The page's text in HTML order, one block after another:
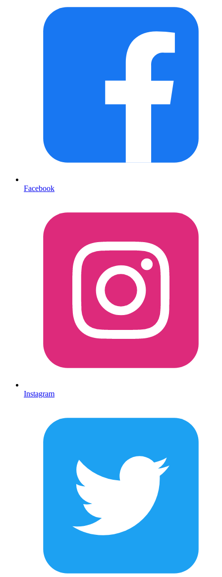
Facebook
Instagram